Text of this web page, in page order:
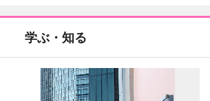
学ぶ・知る